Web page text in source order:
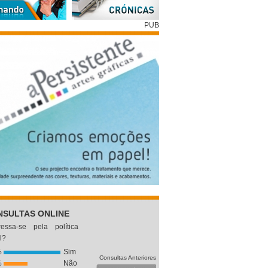
PUB
ONLINE
se pela política
Sim
Não
Consultas Anteriores